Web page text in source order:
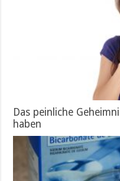
Das peinliche
haben